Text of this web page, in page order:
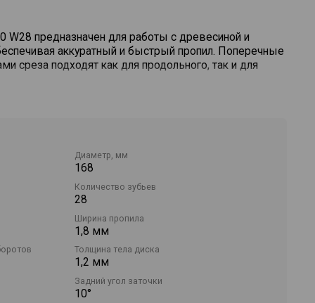
W28 предназначен для работы с древесиной и
аккуратный и быстрый пропил. Поперечные
среза подходят как для продольного, так и для
Диаметр, мм
168
Количество зубьев
28
Ширина пропила
1,8 мм
Толщина тела диска
1,2 мм
Задний угол заточки
10°